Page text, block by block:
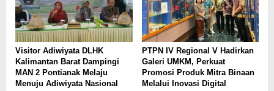
Visitor Adiwiyata DLHK
Kalimantan Barat Dampingi
MAN 2 Pontianak Melaju
Menuju Adiwiyata Nasional
PTPN IV Regional V Hadirkan
Galeri UMKM, Perkuat
Promosi Produk Mitra Binaan
Melalui Inovasi Digital